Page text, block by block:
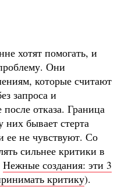
хотят помогать, и
Они
которые считают
запроса и
отказа. Граница
них бывает стерта
ее не чувствуют. Со
сильнее критики в
Нежные создания: эти 3
критику).